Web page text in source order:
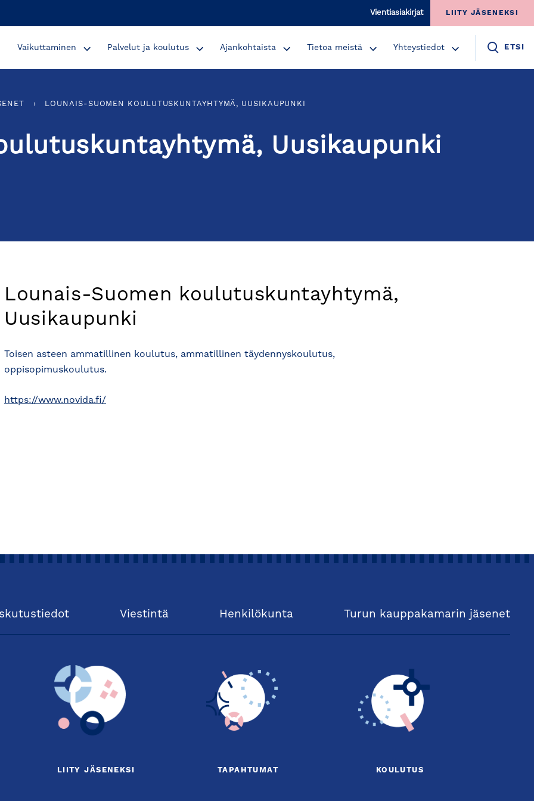
Vientiasiakirjat LIITY JÄSENEKSI
Vaikuttaminen Palvelut ja koulutus Ajankohtaista Tietoa meistä Yhteystiedot ETSI
› LOUNAIS-SUOMEN KOULUTUSKUNTAYHTYMÄ, UUSIKAUPUNKI
Uusikaupunki
Lounais-Suomen koulutuskuntayhtymä,
Uusikaupunki
Toisen asteen ammatillinen koulutus, ammatillinen täydennyskoulutus,
oppisopimuskoulutus.
https://www.novida.fi/
Viestintä Henkilökunta Turun kauppakamarin jäsenet
LIITY JÄSENEKSI TAPAHTUMAT KOULUTUS